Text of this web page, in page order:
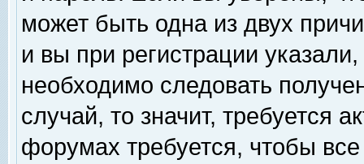
может быть одна из двух
и вы при регистрации
необходимо следовать
случай, то значит, требуется
форумах требуется, чтобы